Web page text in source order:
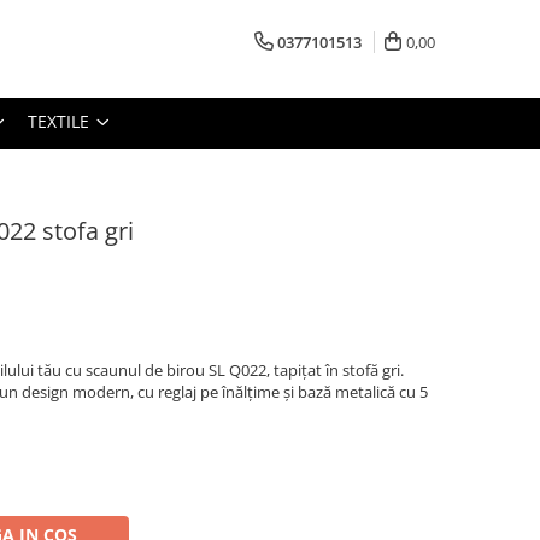
0377101513 0,00
TEXTILE
stofa gri
tău cu scaunul de birou SL Q022, tapițat în stofă gri.
design modern, cu reglaj pe înălțime și bază metalică cu 5
IN COS